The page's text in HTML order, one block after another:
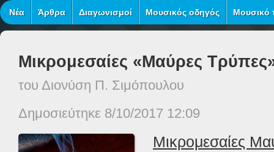
Νέα Άρθρα Διαγωνισμοί Μουσικός οδηγός Μουσικό
Μικρομεσαίες «Μαύρες
του Διονύση Π. Σιμόπουλου
Δημοσιεύτηκε 8/10/2017 12:09
Μικρομεσαίες